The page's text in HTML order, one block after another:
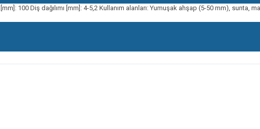
100 Diş dağılımı [mm]: 4-5,2 Kullanım alanları: Yumuşak ahşap (5-50 mm), sunta,
yetersiz gördüğünüz noktaları öneri formunu kullanarak tarafımıza iletebilirsiniz.